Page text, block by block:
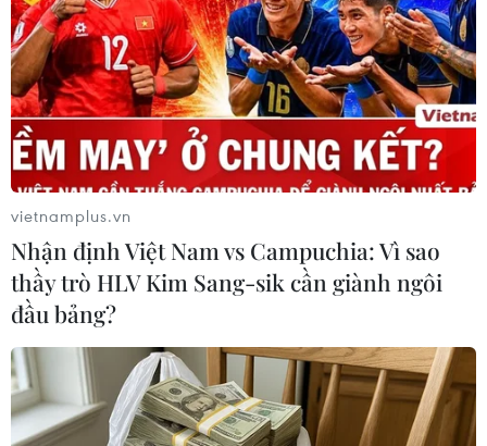
vietnamplus.vn
Nhận định Việt Nam vs Campuchia: Vì sao
thầy trò HLV Kim Sang-sik cần giành ngôi
đầu bảng?